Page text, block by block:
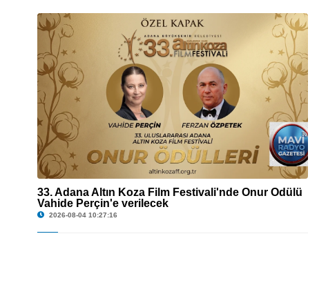
© 33. Adana Altın Koza Film Festivali'nde Onur Ödülü Vahide Perçin'e verilecek
33. Adana Altın Koza Film Festivali'nde Onur Ödülü
Vahide Perçin'e verilecek
2026-08-04 10:27:16